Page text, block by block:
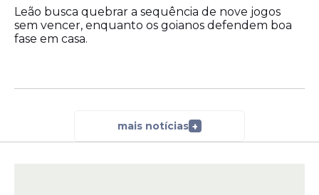
Leão busca quebrar a sequência de nove jogos
sem vencer, enquanto os goianos defendem boa
fase em casa.
mais notícias +